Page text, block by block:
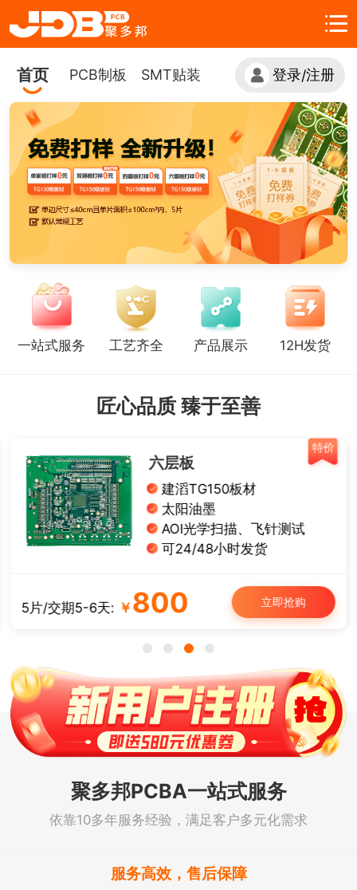
首页 PCB制板 SMT贴装 登录/注册
一站式服务 工艺齐全 产品展示 12H发货
匠心品质 臻于至善
特价
六层板
建滔TG150板材
太阳油墨
AOI光学扫描、飞针测试
可24/48小时发货
5片/交期5-6天: ￥ 800 立即抢购
聚多邦PCBA一站式服务
依靠10多年服务经验，满足客户多元化需求
服务高效，售后保障